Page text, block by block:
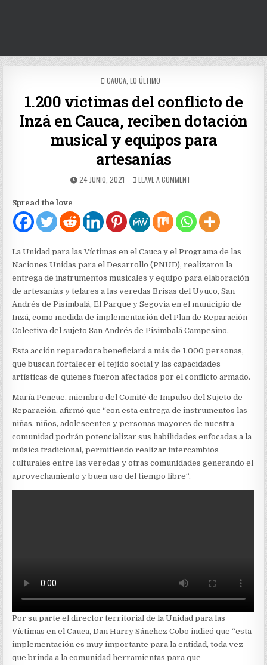
POSTED
CAUCA LO ÚLTIMO
1.200 víctimas del conflicto de
Inzá en Cauca, reciben dotación
musical y equipos para
artesanías
PUBLISHED
24 JUNIO, 2021 LEAVE A COMMENT
CONFLICTO
DE
EN
CAUCA,
RECIBEN
DOTACIÓN
MUSICAL
Y
PARA
ARTESANÍAS
Spread the love
La Unidad para las Víctimas en el Cauca y el Programa de las
Naciones Unidas para el Desarrollo (PNUD), realizaron la
entrega de instrumentos musicales y equipo para elaboración
de artesanías y telares a las veredas Brisas del Uyuco, San
Andrés de Pisimbalá, El Parque y Segovia en el municipio de
Inzá, como medida de implementación del Plan de Reparación
Colectiva del sujeto San Andrés de Pisimbalá Campesino.
Esta acción reparadora beneficiará a más de 1.000 personas,
que buscan fortalecer el tejido social y las capacidades
artísticas de quienes fueron afectados por el conflicto armado.
María Pencue, miembro del Comité de Impulso del Sujeto de
Reparación, afirmó que “con esta entrega de instrumentos las
niñas, niños, adolescentes y personas mayores de nuestra
comunidad podrán potencializar sus habilidades enfocadas a la
música tradicional, permitiendo realizar intercambios
culturales entre las veredas y otras comunidades generando el
aprovechamiento y buen uso del tiempo libre“.
Por su parte el director territorial de la Unidad para las
Víctimas en el Cauca, Dan Harry Sánchez Cobo indicó que “esta
implementación es muy importante para la entidad, toda vez
que brinda a la comunidad herramientas para que